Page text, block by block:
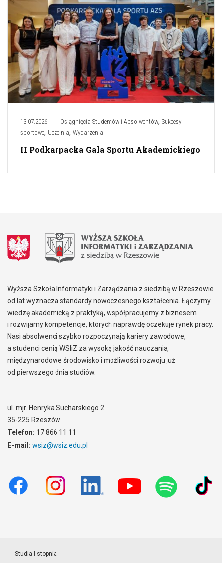
13.07.2026 Osiągnięcia Studentów i Absolwentów, Sukcesy
sportowe, Uczelnia, Wydarzenia
II Podkarpacka Gala Sportu Akademickiego
Wyższa Szkoła Informatyki i Zarządzania z siedzibą w Rzeszowie
od lat wyznacza standardy nowoczesnego kształcenia. Łączymy
wiedzę akademicką z praktyką, współpracujemy z biznesem
i rozwijamy kompetencje, których naprawdę oczekuje rynek pracy.
Nasi absolwenci szybko rozpoczynają kariery zawodowe,
a studenci cenią WSIiZ za wysoką jakość nauczania,
międzynarodowe środowisko i możliwości rozwoju już
od pierwszego dnia studiów.
ul. mjr. Henryka Sucharskiego 2
35-225 Rzeszów
Telefon: 17 866 11 11
E-mail: wsiz@wsiz.edu.pl
Studia I stopnia